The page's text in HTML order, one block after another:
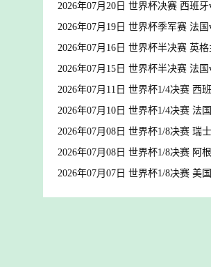
2026年07月20日 世界杯决赛 西班
2026年07月19日 世界杯季军赛 法
2026年07月16日 世界杯半决赛 英
2026年07月15日 世界杯半决赛 法
2026年07月11日 世界杯1/4决赛 西
2026年07月10日 世界杯1/4决赛 法
2026年07月08日 世界杯1/8决赛 瑞
2026年07月08日 世界杯1/8决赛 阿
2026年07月07日 世界杯1/8决赛 美